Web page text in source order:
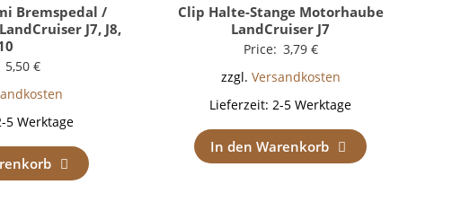
Bremspedal /
J7, J8,
5,50 €
5 Werktage
Clip Halte-Stange Motorhaube
LandCruiser J7
Price: 3,79 €
zzgl. Versandkosten
Lieferzeit:2-5 Werktage
In den Warenkorb